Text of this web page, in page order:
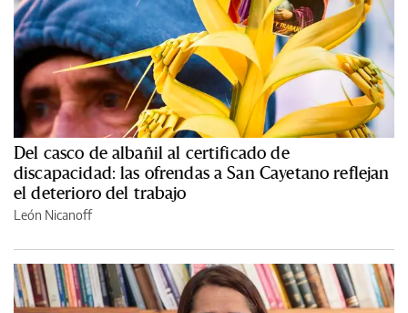
Del casco de albañil al certificado de
discapacidad: las ofrendas a San Cayetano reflejan
el deterioro del trabajo
León Nicanoff